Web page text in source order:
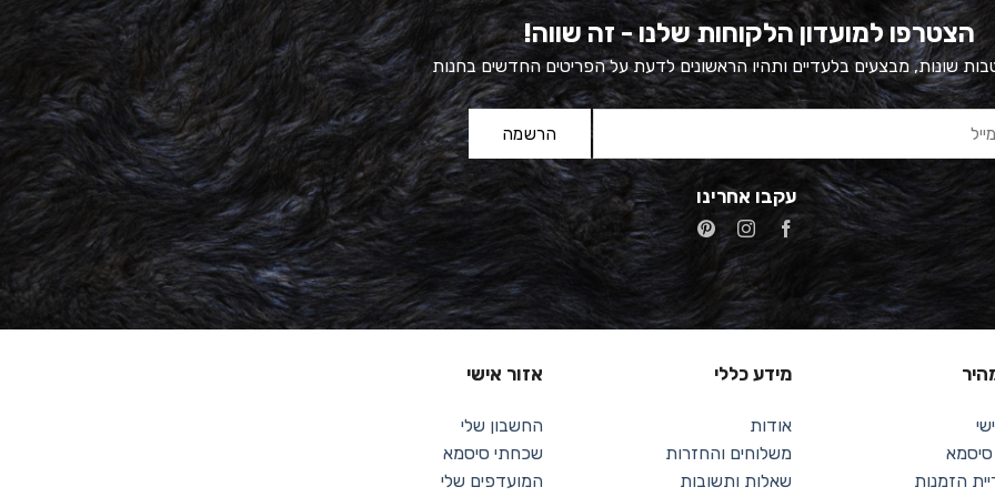
הצטרפו למועדון הלקוחות שלנו - זה שווה!
שונות, מבצעים בלעדיים ותהיו הראשונים לדעת על הפריטים החדשים בחנות
עקבו אחרינו
סיסמא
הזמנות
מידע כללי
אודות
משלוחים והחזרות
שאלות ותשובות
אזור אישי
החשבון שלי
שכחתי סיסמא
המועדפים שלי